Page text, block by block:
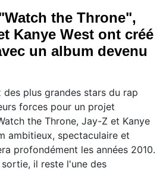
the Throne",
Kanye West ont créé
un album devenu
des plus grandes stars du rap
forces pour un projet
the Throne, Jay-Z et Kanye
ambitieux, spectaculaire et
profondément les années 2010.
il reste l'une des